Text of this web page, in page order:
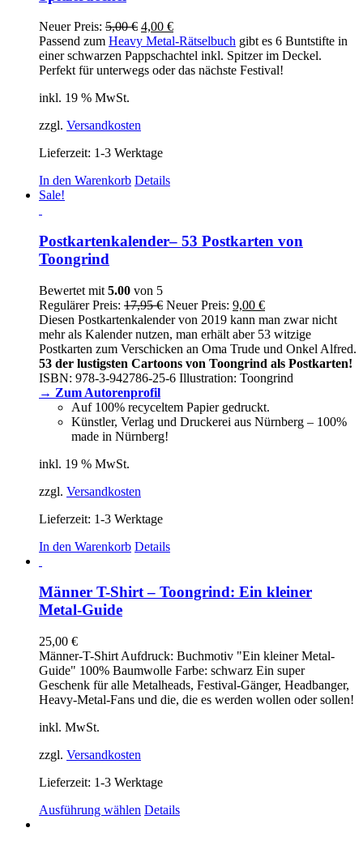
Neuer Preis: 5,00€ Ursprünglicher
Preis
war:
5,00 €
4,00 €Aktueller
Preis
ist:
4,00 €.
Passend zum Heavy Metal-Rätselbuch gibt es 6 Buntstifte in
einer schwarzen Pappschachtel inkl. Spitzer im Deckel.
Perfekt für unterwegs oder das nächste Festival!
inkl. 19 % MwSt.
zzgl. Versandkosten
Lieferzeit: 1-3 Werktage
In den Warenkorb Details
Sale!
Postkartenkalender– 53 Postkarten von
Toongrind
Bewertet mit 5.00 von 5
Regulärer Preis: 17,95€ Ursprünglicher
Preis
war:
17,95 €
Neuer Preis: 9,00 €Aktueller
Preis
ist:
9,00 €.
Diesen Postkartenkalender von 2019 kann man zwar nicht
mehr als Kalender nutzen, man erhält aber 53 witzige
Postkarten zum Verschicken an Oma Trude und Onkel Alfred.
53 der lustigsten Cartoons von Toongrind als Postkarten!
ISBN: 978-3-942786-25-6 Illustration: Toongrind
→ Zum Autorenprofil
Auf 100% recyceltem Papier gedruckt.
Künstler, Verlag und Druckerei aus Nürnberg – 100%
made in Nürnberg!
inkl. 19 % MwSt.
zzgl. Versandkosten
Lieferzeit: 1-3 Werktage
In den Warenkorb Details
Männer T-Shirt – Toongrind: Ein kleiner
Metal-Guide
25,00 €
Männer-T-Shirt Aufdruck: Buchmotiv "Ein kleiner Metal-
Guide" 100% Baumwolle Farbe: schwarz Ein super
Geschenk für alle Metalheads, Festival-Gänger, Headbanger,
Heavy-Metal-Fans und die, die es werden wollen oder sollen!
inkl. MwSt.
zzgl. Versandkosten
Lieferzeit: 1-3 Werktage
Ausführung wählen Dieses
Details